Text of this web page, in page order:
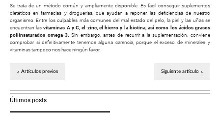
Se trata de un método común y ampliamente disponible. Es fácil conseguir suplementos
dietéticos en farmacias y droguerías, que ayudan a reponer las deficiencias de nuestro
organismo. Entre los culpables más comunes del mal estado del pelo, la piel y las uñas se
encuentran lasvitaminas A y C, el zinc, el hierro y la biotina, así como los ácidos grasos
poliinsaturados omega-3. Sin embargo, antes de recurrir a la suplementación, conviene
comprobar si definitivamente tenemos alguna carencia, porque el exceso de minerales y
vitaminas tampoco nos hace ningún favor.
Artículos previos Siguiente artículo
Últimos posts